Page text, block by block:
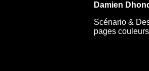
Damien
Scénario &
pages